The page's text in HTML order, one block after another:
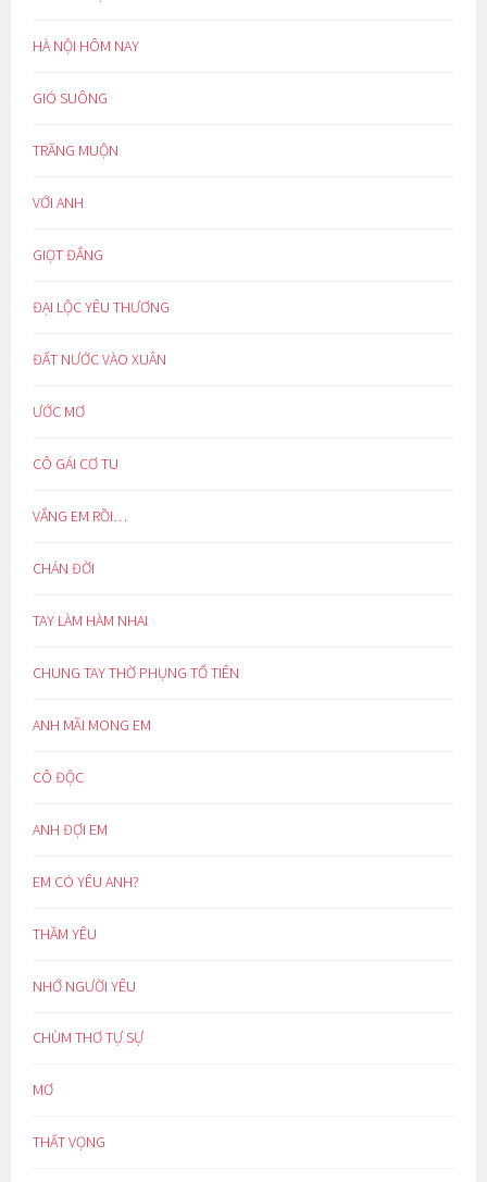
HÀ NỘI HÔM NAY
GIÓ SUÔNG
TRĂNG MUỘN
VỚI ANH
GIỌT ĐẮNG
ĐẠI LỘC YÊU THƯƠNG
ĐẤT NƯỚC VÀO XUÂN
ƯỚC MƠ
CÔ GÁI CƠ TU
VẮNG EM RỒI…
CHÁN ĐỜI
TAY LÀM HÀM NHAI
CHUNG TAY THỜ PHỤNG TỔ TIÊN
ANH MÃI MONG EM
CÔ ĐỘC
ANH ĐỢI EM
EM CÓ YÊU ANH?
THẦM YÊU
NHỚ NGƯỜI YÊU
CHÙM THƠ TỰ SỰ
MƠ
THẤT VỌNG